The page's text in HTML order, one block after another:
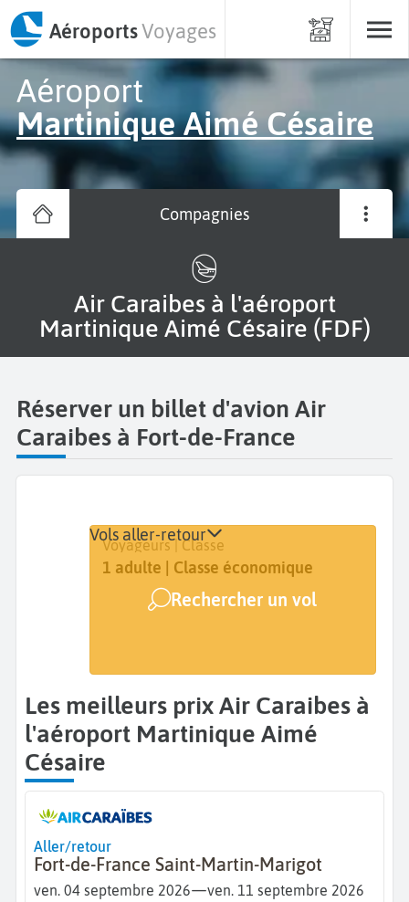
AéroportsVoyages
Aéroport
Martinique Aimé Césaire
Compagnies
Air Caraibes à l'aéroport
Martinique Aimé Césaire (FDF)
Réserver un billet d'avion Air
Caraibes à Fort-de-France
Départ
Martinique Aimé Césaire (FDF)
Dates
Dates de votre voyage
Voyageurs | Classe
1 adulte | Classe économique
Rechercher un vol
Vols aller-retour
Les meilleurs prix Air Caraibes à
l'aéroport Martinique Aimé
Césaire
Aller/retour
Fort-de-France Saint-Martin-Marigot
ven. 04 septembre 2026—ven. 11 septembre 2026